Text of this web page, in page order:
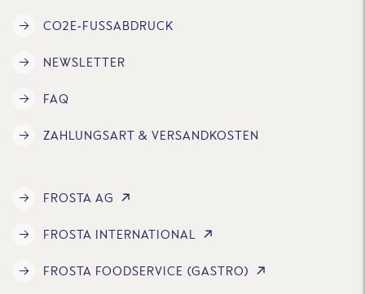
CO2E-FUSSABDRUCK
NEWSLETTER
FAQ
ZAHLUNGSART & VERSANDKOSTEN
FROSTA AG
FROSTA INTERNATIONAL
FROSTA FOODSERVICE (GASTRO)